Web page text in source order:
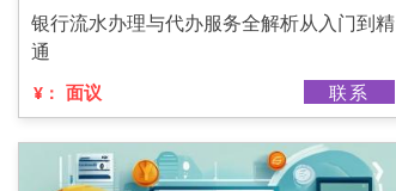
银行流水办理与代办服务全解析从入门到精
通
¥： 面议 联系